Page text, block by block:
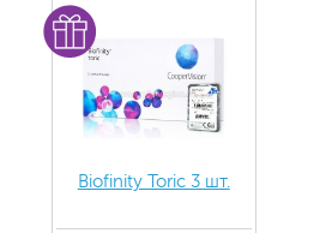
Biofinity Toric 3 шт.